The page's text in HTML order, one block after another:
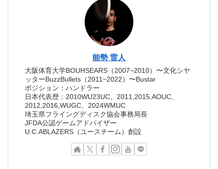
能勢 雷人
大阪体育大学BOUHSEARS（2007~2010）〜文化シヤ
ッターBuzzBullets（2011~2022）〜Bustar
ポジション：ハンドラー
日本代表歴：2010WU23UC、2011,2015,AOUC、
2012,2016,WUGC、2024WMUC
埼玉県フライングディスク協会事務局長
JFDA公認ゲームアドバイザー
U.C.ABLAZERS（ユースチーム）創設